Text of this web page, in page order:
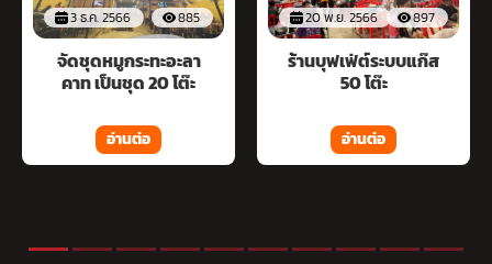
3 ธ.ค. 2566 885
จัดชุดหมูกระทะอะลา
คาท เป็นชุด 20 โต๊ะ
อ่านต่อ
20 พ.ย. 2566 897
ร้านบุฟเฟ่ต์ระบบแก๊ส
50 โต๊ะ
อ่านต่อ